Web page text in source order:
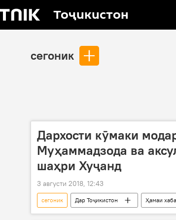
Тоҷикистон
сегоник
Дархости кӯмаки
Муҳаммадзода ва
шаҳри Хуҷанд
3 августи 2018, 12:43
сегоник Дар Тоҷикистон Ҳамаи
кӯмак